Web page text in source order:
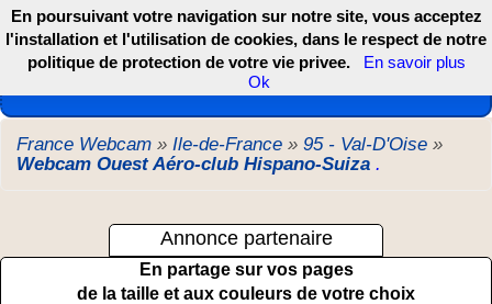
Les webcams de France, DOM TOM et COM
France Webcam » Ile-de-France » 95 - Val-D'Oise »
Webcam Ouest Aéro-club Hispano-Suiza .
Annonce partenaire
En partage sur vos pages
de la taille et aux couleurs de votre choix
En poursuivant votre navigation sur notre site, vous acceptez
l'installation et l'utilisation de cookies, dans le respect de notre
politique de protection de votre vie privee.
En savoir plus
Ok